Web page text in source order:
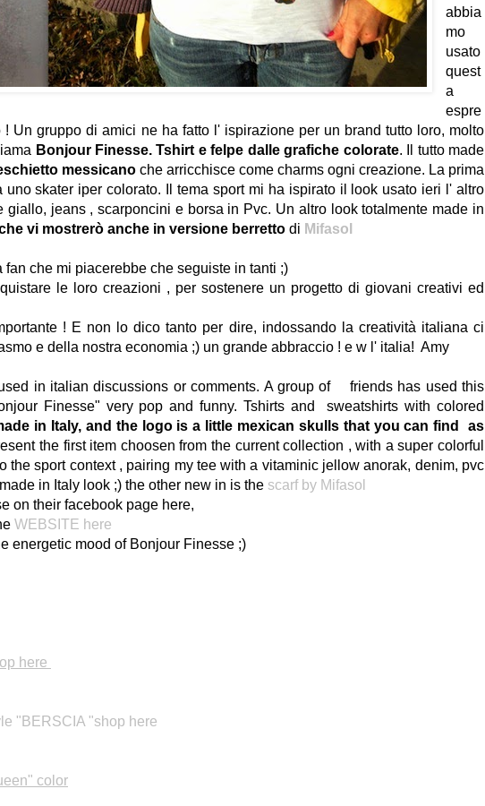
abbia
mo
usato
quest
a
espre
Un gruppo di amici ne ha fatto l' ispirazione per un brand tutto loro, molto
Bonjour Finesse. Tshirt e felpe dalle grafiche colorate. Il tutto made
messicano che arricchisce come charms ogni creazione. La prima
skater iper colorato. Il tema sport mi ha ispirato il look usato ieri l' altro
giallo, jeans , scarponcini e borsa in Pvc. Un altro look totalmente made in
vi mostrerò anche in versione berretto di Mifasol
fan che mi piacerebbe che seguiste in tanti ;)
le loro creazioni , per sostenere un progetto di giovani creativi ed
! E non lo dico tanto per dire, indossando la creatività italiana ci
e della nostra economia ;) un grande abbraccio ! e w l' italia! Amy
in italian discussions or comments. A group of friends has used this
Finesse" very pop and funny. Tshirts and sweatshirts with colored
in Italy, and the logo is a little mexican skulls that you can find as
the first item choosen from the current collection , with a super colorful
the sport context , pairing my tee with a vitaminic jellow anorak, denim, pvc
in Italy look ;) the other new in is the scarf by Mifasol
on their facebook page here,
WEBSITE here
energetic mood of Bonjour Finesse ;)
here
"BERSCIA "shop here
color